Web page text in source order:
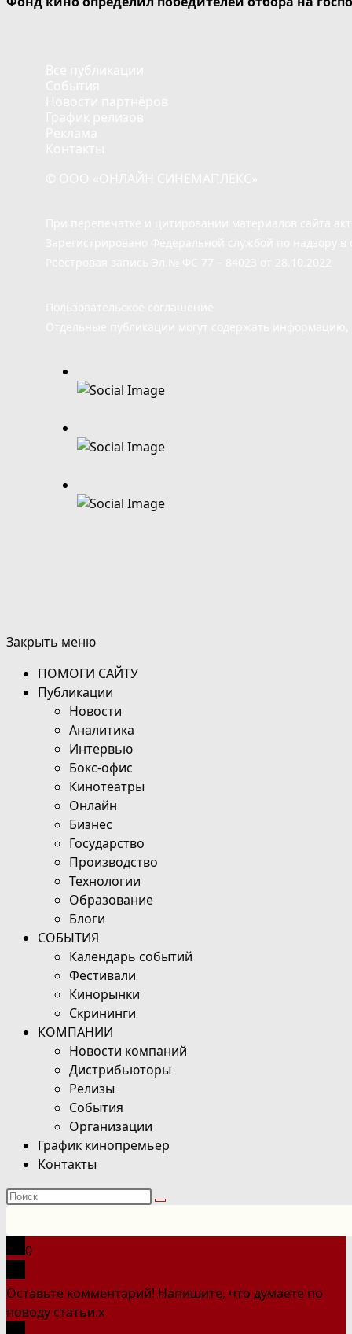
Закрыть меню
ПОМОГИ САЙТУ
Публикации
Новости
Аналитика
Интервью
Бокс-офис
Кинотеатры
Онлайн
Бизнес
Государство
Производство
Технологии
Образование
Блоги
СОБЫТИЯ
Календарь событий
Фестивали
Кинорынки
Скрининги
КОМПАНИИ
Новости компаний
Дистрибьюторы
Релизы
События
Организации
График кинопремьер
Контакты
Поиск
сайте
0
Оставьте комментарий! Напишите, что думаете по
поводу статьи.x